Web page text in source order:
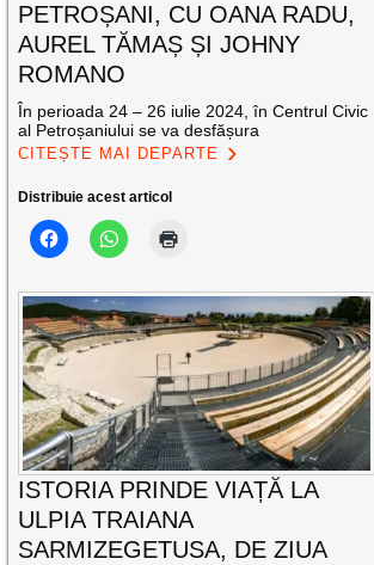
PETROȘANI, CU OANA RADU,
AUREL TĂMAȘ ȘI JOHNY
ROMANO
În perioada 24 – 26 iulie 2024, în Centrul Civic
al Petroșaniului se va desfășura
CITEȘTE MAI DEPARTE
Distribuie acest articol
ISTORIA PRINDE VIAȚĂ LA
ULPIA TRAIANA
SARMIZEGETUSA, DE ZIUA